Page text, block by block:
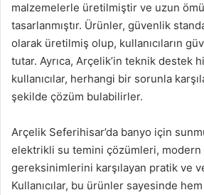
malzemelerle üretilmiştir ve uzun
tasarlanmıştır. Ürünler, güvenlik
olarak üretilmiş olup, kullanıcıların
tutar. Ayrıca, Arçelik’in teknik destek
kullanıcılar, herhangi bir sorunla
şekilde çözüm bulabilirler.
Arçelik Seferihisar’da banyo için
elektrikli su temini çözümleri, modern
gereksinimlerini karşılayan pratik ve
Kullanıcılar, bu ürünler sayesinde